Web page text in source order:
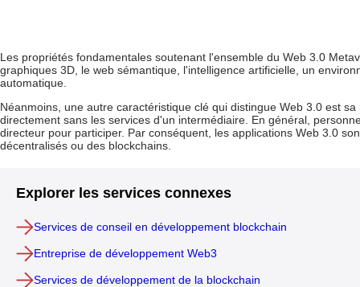
Les propriétés fondamentales soutenant l'ensemble du Web 3.0
graphiques 3D, le web sémantique, l'intelligence artificielle , un
automatique.
Néanmoins, une autre caractéristique clé qui distingue Web 3.0 est
directement sans les services d'un intermédiaire. En général,
directeur pour participer. Par conséquent, les applications Web 3.0
décentralisés ou des blockchains.
Explorer les services connexes
Services de conseil en développement blockchain
Entreprise de développement Web3
Services de développement de la blockchain